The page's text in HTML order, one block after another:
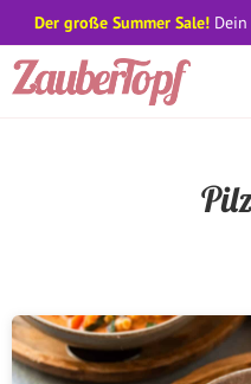
Zum
Inhalt
Der große Summer Sale!Dein